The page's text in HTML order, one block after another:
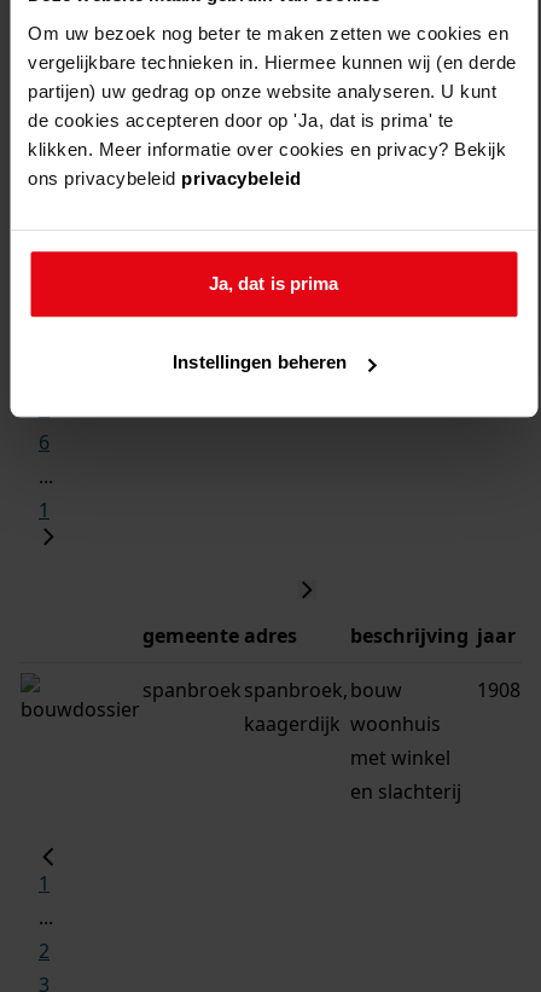
Om uw bezoek nog beter te maken zetten we cookies en
vergelijkbare technieken in. Hiermee kunnen wij (en derde
partijen) uw gedrag op onze website analyseren. U kunt
de cookies accepteren door op 'Ja, dat is prima' te
klikken. Meer informatie over cookies en privacy? Bekijk
ons privacybeleid privacybeleid
Ja, dat is prima
Instellingen beheren
Weergave:
1
6
...
1
gemeente adres beschrijving jaar
spanbroekspanbroek,
kaagerdijk
bouw
woonhuis
met winkel
en slachterij
1908
1
...
2
3